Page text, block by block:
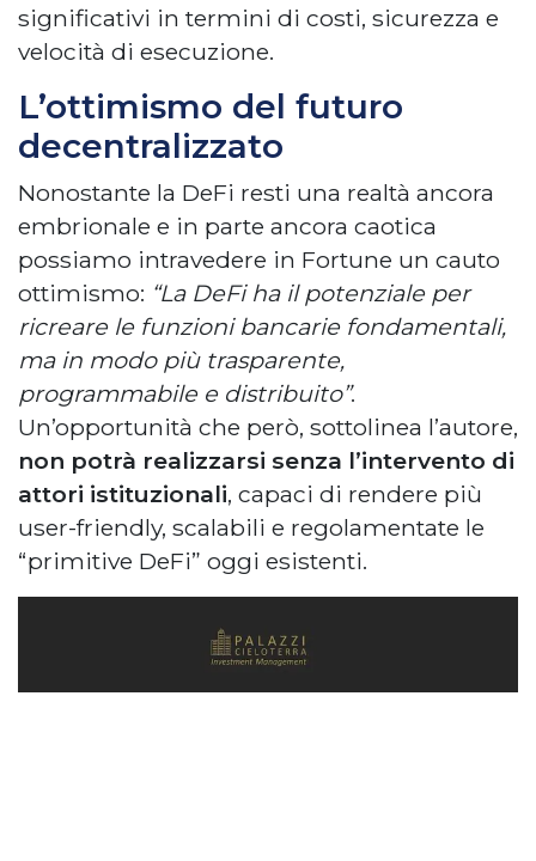
significativi in termini di costi, sicurezza e
velocità di esecuzione.
L’ottimismo del futuro
decentralizzato
Nonostante la DeFi resti una realtà ancora
embrionale e in parte ancora caotica
possiamo intravedere in Fortune un cauto
ottimismo: “La DeFi ha il potenziale per
ricreare le funzioni bancarie fondamentali,
ma in modo più trasparente,
programmabile e distribuito”.
Un’opportunità che però, sottolinea l’autore,
non potrà realizzarsi senza l’intervento di
attori istituzionali, capaci di rendere più
user-friendly, scalabili e regolamentate le
“primitive DeFi” oggi esistenti.